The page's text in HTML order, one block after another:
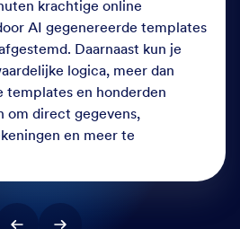
krachtige online
AI gegenereerde templates
Daarnaast kun je
logica, meer dan
en honderden
om direct gegevens,
en meer te